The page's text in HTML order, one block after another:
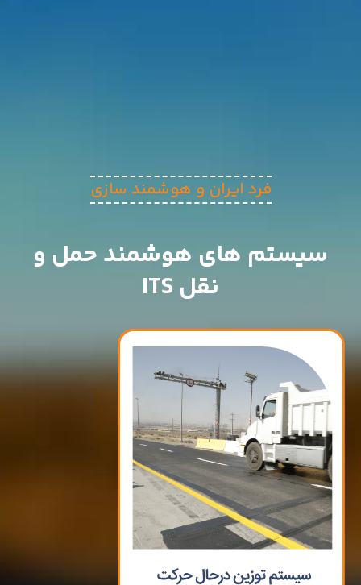
فرد ایران و هوشمند سازی
سیستم های هوشمند حمل و
نقل ITS